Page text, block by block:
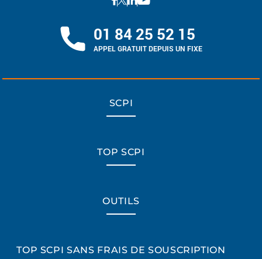
01 84 25 52 15
APPEL GRATUIT DEPUIS UN FIXE
SCPI
TOP SCPI
OUTILS
TOP SCPI SANS FRAIS DE SOUSCRIPTION